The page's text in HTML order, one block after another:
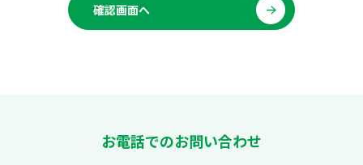
確認画面へ
お電話でのお問い合わせ